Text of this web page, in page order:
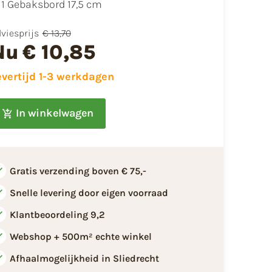
1 Gebaksbord 17,5 cm
€ 13,70
€ 10,85
1-3 werkdagen
In winkelwagen
Gratis verzending boven € 75,-
Snelle levering door eigen voorraad
Klantbeoordeling 9,2
Webshop + 500m² echte winkel
Afhaalmogelijkheid in Sliedrecht